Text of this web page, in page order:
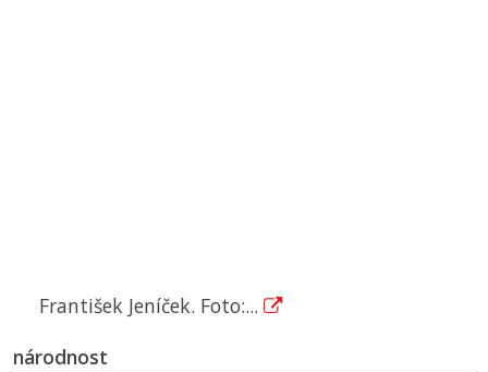
František Jeníček. Foto:...
národnost